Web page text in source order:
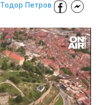
Тодор Петров